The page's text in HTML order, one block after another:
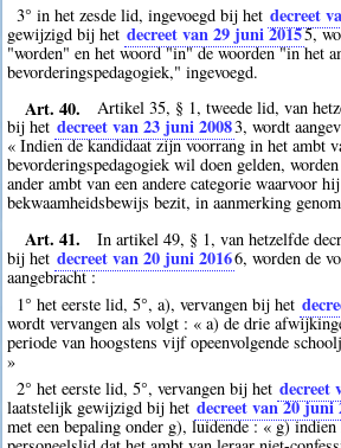
3° in het zesde lid, ingevoegd bij het decreet
gewijzigd bij het decreet van 29 juni 20155,
"worden" en het woord "in" de woorden "in het
bevorderingspedagogiek," ingevoegd.
Art. 40.
Artikel 35, § 1, tweede lid, van
bij het decreet van 23 juni 20083, wordt
« Indien de kandidaat zijn voorrang in het ambt
bevorderingspedagogiek wil doen gelden,
ander ambt van een andere categorie waarvoor
bekwaamheidsbewijs bezit, in aanmerking
Art. 41.
In artikel 49, § 1, van hetzelfde
bij het decreet van 20 juni 20166, worden de
aangebracht :
1° het eerste lid, 5°, a), vervangen bij het
wordt vervangen als volgt : « a) de drie
periode van hoogstens vijf opeenvolgende
»
2° het eerste lid, 5°, vervangen bij het decreet
laatstelijk gewijzigd bij het decreet van 20 juni
met een bepaling onder g), luidende : « g) indien